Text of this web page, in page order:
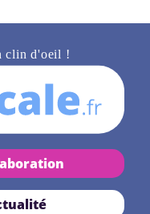
clin d'oeil !